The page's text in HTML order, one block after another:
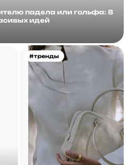
падела или гольфа: 8
идей
#тренды